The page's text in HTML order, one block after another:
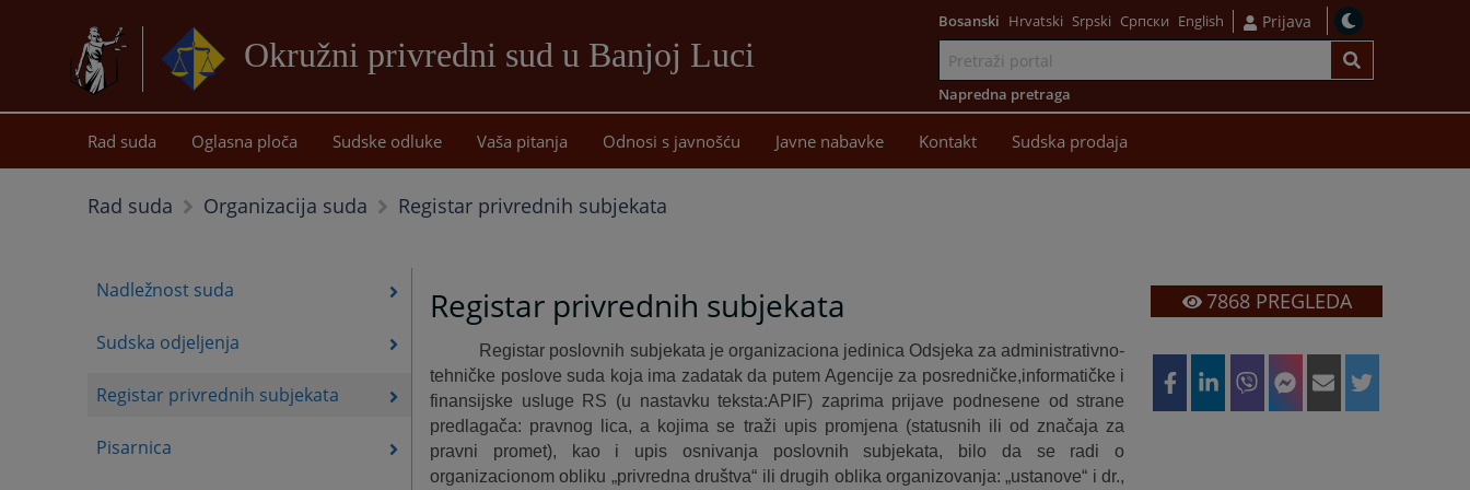
Okružni privredni sud u Banjoj Luci
sadržaj
Bosanski Hrvatski Srpski Српски English Prijava
Napredna pretraga
Rad suda Oglasna ploča Sudske odluke Vaša pitanja Odnosi s javnošću Javne nabavke Kontakt Sudska prodaja
Rad suda Organizacija suda Registar privrednih subjekata
Nadležnost suda
Sudska odjeljenja
Registar privrednih subjekata
Pisarnica
Registar privrednih subjekata
Registar poslovnih subjekata je organizaciona jedinica Odsjeka za administrativno-
tehničke poslove suda koja ima zadatak da putem Agencije za posredničke,informatičke i
finansijske usluge RS (u nastavku teksta:APIF) zaprima prijave podnesene od strane
predlagača: pravnog lica, a kojima se traži upis promjena (statusnih ili od značaja za
pravni promet), kao i upis osnivanja poslovnih subjekata, bilo da se radi o
organizacionom obliku „privredna društva“ ili drugih oblika organizovanja: „ustanove“ i dr.,
7868PREGLEDA